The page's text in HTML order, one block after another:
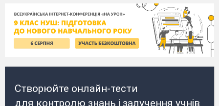
Створюйте онлайн-тести
для контролю знань і залучення учнів